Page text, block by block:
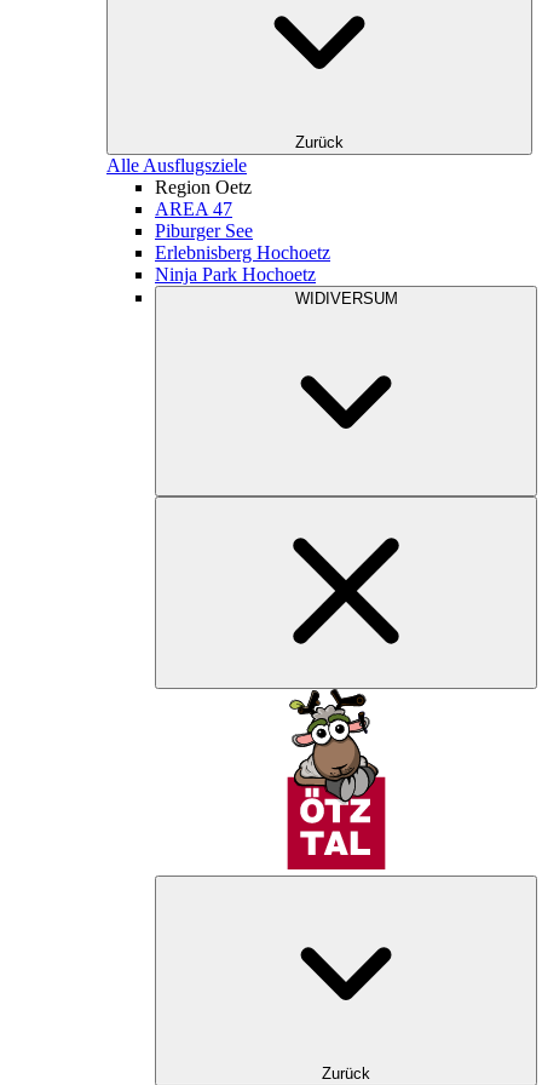
Zurück
Alle Ausflugsziele
Region Oetz
AREA 47
Piburger See
Erlebnisberg Hochoetz
Ninja Park Hochoetz
WIDIVERSUM
Zurück